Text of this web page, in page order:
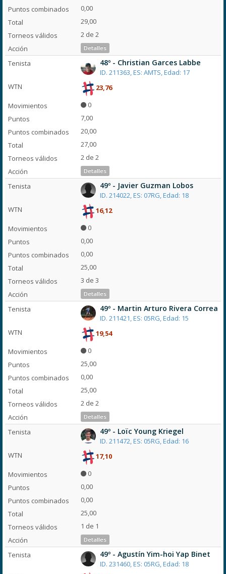
0,00
29,00
2 de 2
Detalles
48º - Christian Garces Labbe
ID. 211363, ES: AMTS, Edad: 17
23,76
0
7,00
20,00
27,00
2 de 2
Detalles
49º - Javier Guzman Lobos
ID. 214022, ES: 07RG, Edad: 18
16,12
0
0,00
0,00
25,00
3 de 3
Detalles
49º - Martin Arturo Rivera Correa
ID. 211421, ES: 05RG, Edad: 15
19,54
0
25,00
0,00
25,00
2 de 2
Detalles
49º - Loïc Young Kriegel
ID. 211472, ES: 05RG, Edad: 16
17,10
0
0,00
0,00
25,00
1 de 1
Detalles
49º - Agustín Yim-hoi Yap Binet
ID. 231460, ES: 05RG, Edad: 18